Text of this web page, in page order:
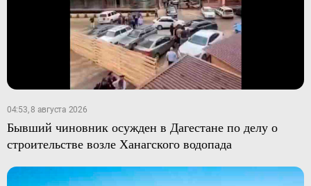
04:53, 8 августа 2026
Бывший чиновник осужден в Дагестане по делу о
строительстве возле Ханагского водопада